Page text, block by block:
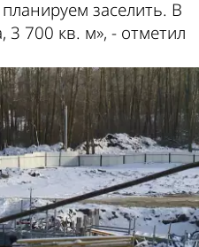
заселить. В
3 700 кв. м», - отметил